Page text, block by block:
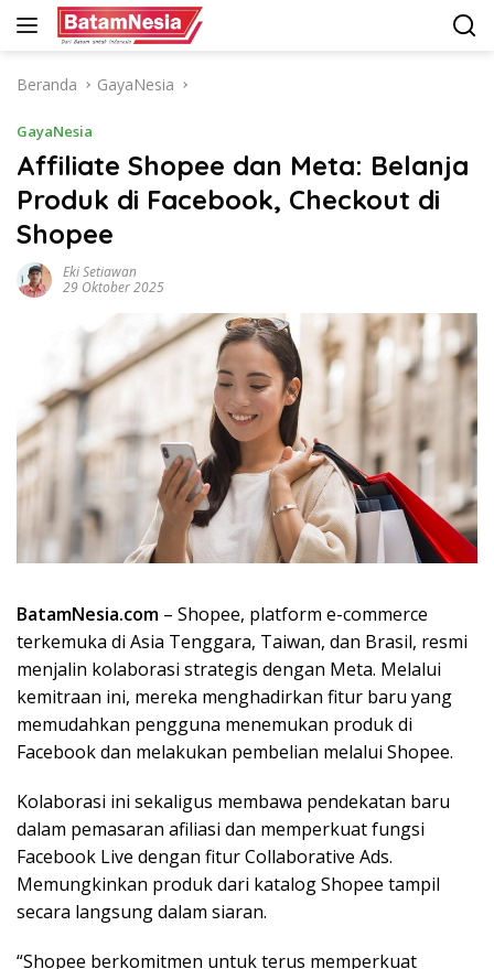
Langsung
Beranda
GayaNesia
GayaNesia
Affiliate Shopee dan Meta: Belanja
Produk di Facebook, Checkout di
Shopee
Eki Setiawan
29 Oktober 2025
BatamNesia.com – Shopee, platform e-commerce
terkemuka di Asia Tenggara, Taiwan, dan Brasil, resmi
menjalin kolaborasi strategis dengan Meta. Melalui
kemitraan ini, mereka menghadirkan fitur baru yang
memudahkan pengguna menemukan produk di
Facebook dan melakukan pembelian melalui Shopee.
Kolaborasi ini sekaligus membawa pendekatan baru
dalam pemasaran afiliasi dan memperkuat fungsi
Facebook Live dengan fitur Collaborative Ads.
Memungkinkan produk dari katalog Shopee tampil
secara langsung dalam siaran.
“Shopee berkomitmen untuk terus memperkuat